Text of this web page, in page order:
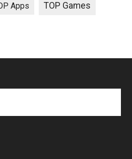
Apps TOP Games